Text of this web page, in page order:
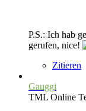
P.S.: Ich hab
gerufen, nice!
Zitieren
Gauggi
TML Online